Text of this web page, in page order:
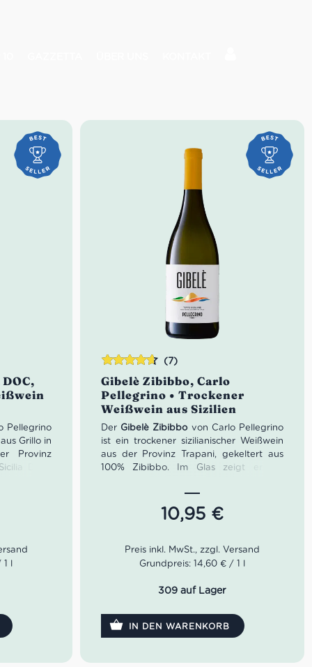
Pellegrino
Grillo in
Provinz
DOC.
Nase
von
frisch,
und von
und den
1 l
Gibelè Zibibbo, Carlo
Pellegrino • Trockener
Weißwein aus Sizilien
(7)
Der Gibelè Zibibbovon Carlo Pellegrino
ist ein trockener sizilianischer Weißwein
aus der Provinz Trapani, gekeltert aus
100% Zibibbo. Im Glas zeigt er ein
Nase wirkt er intensiv, fruchtig und
mediterran mit Noten von Grapefruit
und frischer Minze. Am Gaumen ist er
ideal gut gekühlt als Aperitivo, zu Fisch,
Krustentieren, Austern, rohen
10,95 €
Bewertet
mit4.57
von 5
Grundpreis: 14,60 € / 1 l
309 auf Lager
IN DEN WARENKORB